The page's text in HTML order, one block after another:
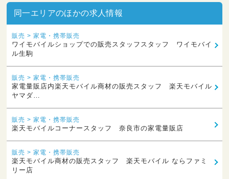
同一エリアのほかの求人情報
販売 > 家電・携帯販売
ワイモバイルショップでの販売スタッフスタッフ ワイモバイ
ル生駒
販売 > 家電・携帯販売
家電量販店内楽天モバイル商材の販売スタッフ 楽天モバイル
ヤマダ…
販売 > 家電・携帯販売
楽天モバイルコーナースタッフ 奈良市の家電量販店
販売 > 家電・携帯販売
楽天モバイル商材の販売スタッフ 楽天モバイル ならファミ
リー店